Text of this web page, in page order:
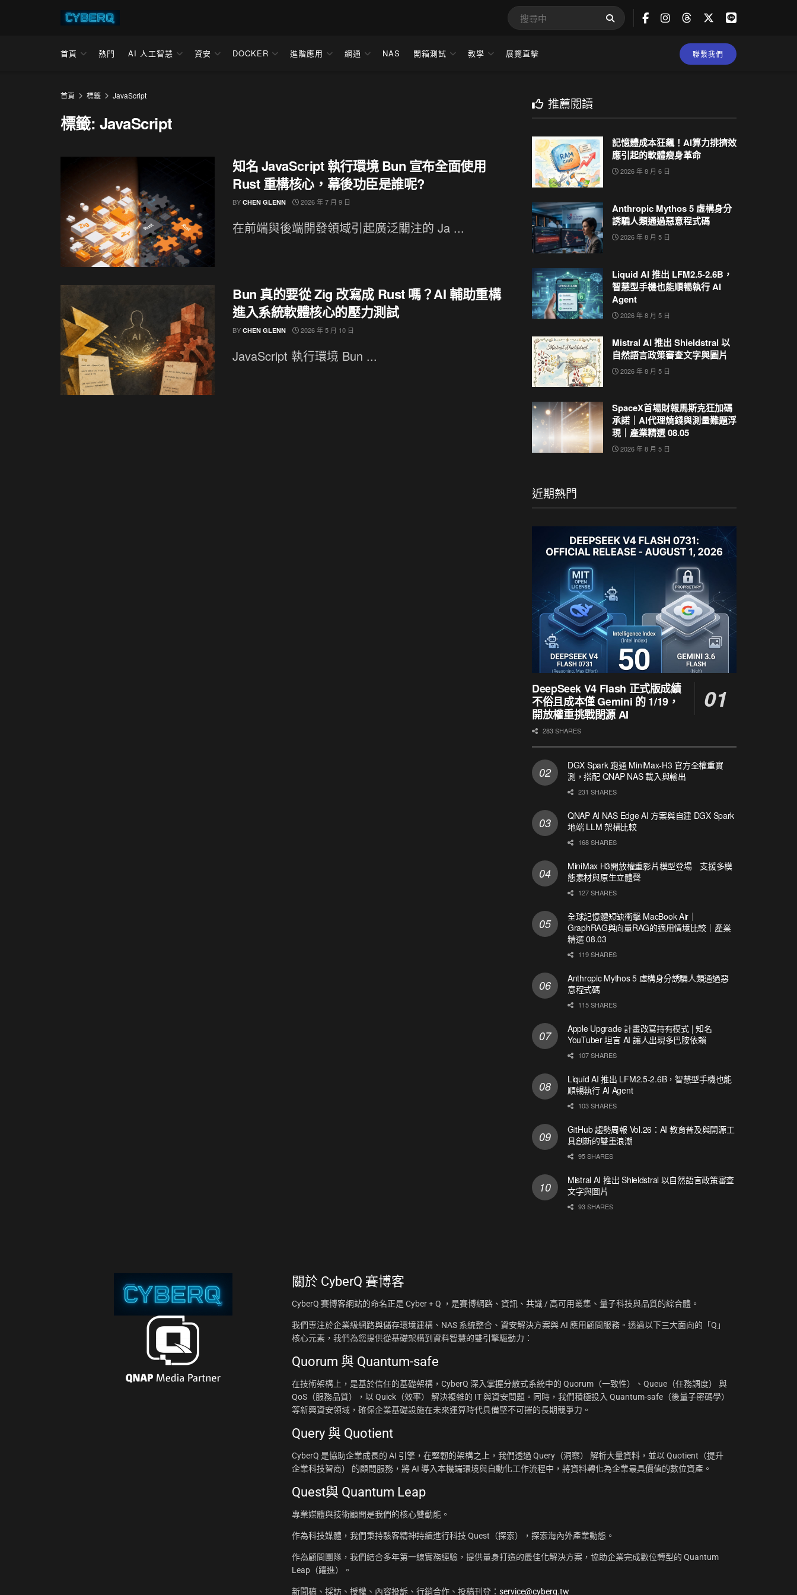
首頁 熱門 AI 人工智慧 資安 DOCKER 進階應用 網通 NAS 開箱測試 教學 展覽直擊 聯繫我們
首頁 標籤 JavaScript
標籤: JavaScript
知名 JavaScript 執行環境 Bun 宣布全面使用
Rust 重構核心，幕後功臣是誰呢?
BY CHEN GLENN 2026 年 7 月 9 日
在前端與後端開發領域引起廣泛關注的 Ja ...
Bun 真的要從 Zig 改寫成 Rust 嗎？AI 輔助重構
進入系統軟體核心的壓力測試
BY CHEN GLENN 2026 年 5 月 10 日
JavaScript 執行環境 Bun ...
推薦閱讀
記憶體成本狂飆！AI算力排擠效
應引起的軟體瘦身革命
2026 年 8 月 6 日
Anthropic Mythos 5 虛構身分
誘騙人類通過惡意程式碼
2026 年 8 月 5 日
Liquid AI 推出 LFM2.5-2.6B，
智慧型手機也能順暢執行 AI
Agent
2026 年 8 月 5 日
Mistral AI 推出 Shieldstral 以
自然語言政策審查文字與圖片
2026 年 8 月 5 日
SpaceX首場財報馬斯克狂加碼
承諾｜AI代理燒錢與測量難題浮
現｜產業精選 08.05
2026 年 8 月 5 日
近期熱門
DeepSeek V4 Flash 正式版成績
不俗且成本僅 Gemini 的 1/19，
開放權重挑戰閉源 AI
283 SHARES
DGX Spark 跑通 MiniMax-H3 官方全權重實
測，搭配 QNAP NAS 載入與輸出
231 SHARES
QNAP AI NAS Edge AI 方案與自建 DGX Spark
地端 LLM 架構比較
168 SHARES
MiniMax H3開放權重影片模型登場 支援多模
態素材與原生立體聲
127 SHARES
全球記憶體短缺衝擊 MacBook Air｜
GraphRAG與向量RAG的適用情境比較｜產業
精選 08.03
119 SHARES
Anthropic Mythos 5 虛構身分誘騙人類通過惡
意程式碼
115 SHARES
Apple Upgrade 計畫改寫持有模式 | 知名
YouTuber 坦言 AI 讓人出現多巴胺依賴
107 SHARES
Liquid AI 推出 LFM2.5-2.6B，智慧型手機也能
順暢執行 AI Agent
103 SHARES
GitHub 趨勢周報 Vol.26：AI 教育普及與開源工
具創新的雙重浪潮
95 SHARES
Mistral AI 推出 Shieldstral 以自然語言政策審查
文字與圖片
93 SHARES
關於 CyberQ 賽博客
CyberQ 賽博客網站的命名正是 Cyber + Q ，是賽博網路、資訊、共識 / 高可用叢集、量子科技與品質的綜合體。
我們專注於企業級網路與儲存環境建構、NAS 系統整合、資安解決方案與 AI 應用顧問服務。透過以下三大面向的「Q」
核心元素，我們為您提供從基礎架構到資料智慧的雙引擎驅動力：
Quorum 與 Quantum-safe
在技術架構上，是基於信任的基礎架構，CyberQ 深入掌握分散式系統中的 Quorum（一致性）、Queue（任務調度） 與
QoS（服務品質），以 Quick（效率） 解決複雜的 IT 與資安問題。同時，我們積極投入 Quantum-safe（後量子密碼學）
等新興資安領域，確保企業基礎設施在未來運算時代具備堅不可摧的長期競爭力。
Query 與 Quotient
CyberQ 是協助企業成長的 AI 引擎，在堅韌的架構之上，我們透過 Query（洞察） 解析大量資料，並以 Quotient（提升
企業科技智商） 的顧問服務，將 AI 導入本機端環境與自動化工作流程中，將資料轉化為企業最具價值的數位資產。
Quest與 Quantum Leap
專業媒體與技術顧問是我們的核心雙動能。
作為科技媒體，我們秉持駭客精神持續進行科技 Quest（探索），探索海內外產業動態。
作為顧問團隊，我們結合多年第一線實務經驗，提供量身打造的最佳化解決方案，協助企業完成數位轉型的 Quantum
Leap（躍進）。
新聞稿、採訪、授權、內容投訴、行銷合作、投稿刊登： service@cyberq.tw